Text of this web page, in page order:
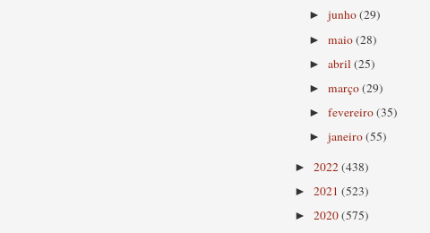
►junho(29)
►maio(28)
►abril(25)
►março(29)
►fevereiro(35)
►janeiro(55)
► 2022(438)
► 2021 (523)
► 2020(575)